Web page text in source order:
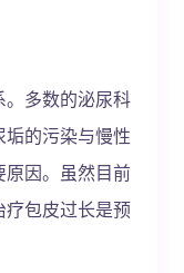
多数的泌尿科
的污染与慢性
因。虽然目前
包皮过长是预